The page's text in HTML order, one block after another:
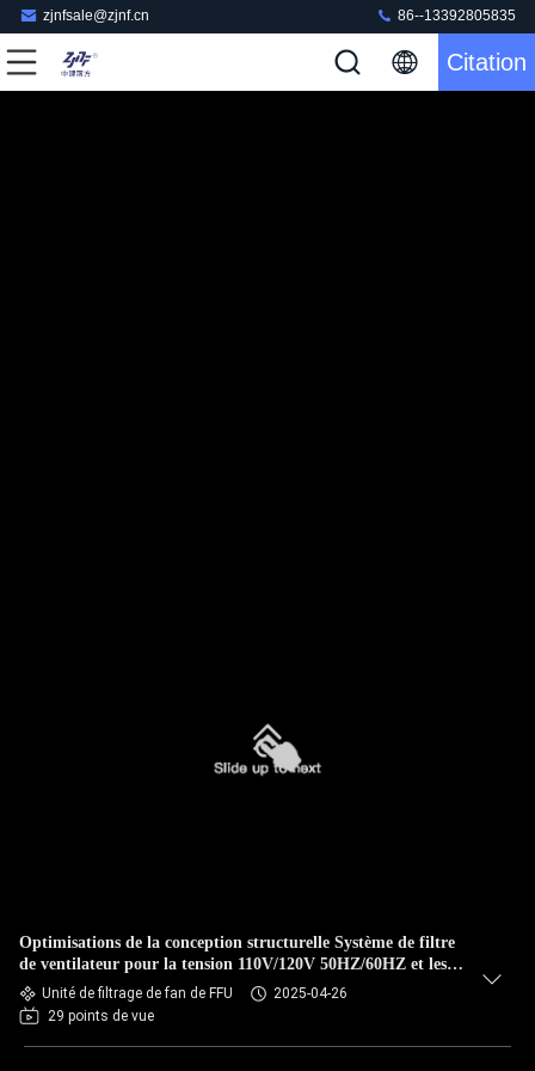
zjnfsale@zjnf.cn 86--13392805835
Citation
Optimisations de la conception structurelle Système de filtre
de ventilateur pour la tension 110V/120V 50HZ/60HZ et les
tendances technologiques
Unité de filtrage de fan de FFU
2025-04-26
29 points de vue